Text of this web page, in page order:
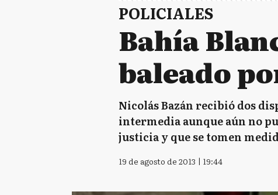
POLICIALES
Bahía
baleado
Nicolás Bazán recibió dos
intermedia aunque aún no
justicia y que se tomen
19 de agosto de 2013 | 19:44